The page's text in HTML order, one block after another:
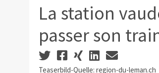
La station
passer son
Teaserbild-Quelle: region-du-leman.ch